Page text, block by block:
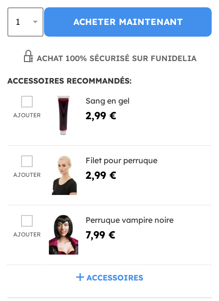
ACHETER MAINTENANT
ACHAT 100% SÉCURISÉ SUR FUNIDELIA
ACCESSOIRES RECOMMANDÉS:
AJOUTER
Sang en gel
2,99 €
AJOUTER
Filet pour perruque
2,99 €
AJOUTER
Perruque vampire noire
7,99 €
ACCESSOIRES